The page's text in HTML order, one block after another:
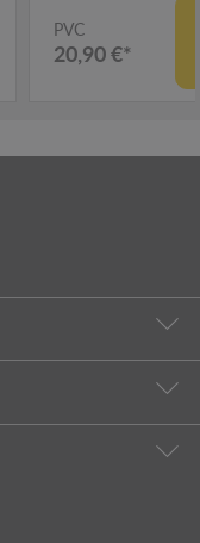
PVC
20,90 €*